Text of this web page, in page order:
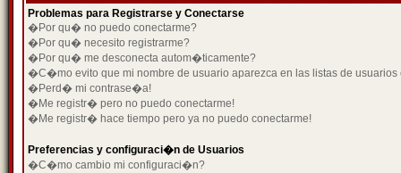
Problemas para Registrarse y Conectarse
�Por qu� no puedo conectarme?
�Por qu� necesito registrarme?
�Por qu� me desconecta autom�ticamente?
�C�mo evito que mi nombre de usuario aparezca en las listas de usuarios
�Perd� mi contrase�a!
�Me registr� pero no puedo conectarme!
�Me registr� hace tiempo pero ya no puedo conectarme!
Preferencias y configuraci�n de Usuarios
�C�mo cambio mi configuraci�n?